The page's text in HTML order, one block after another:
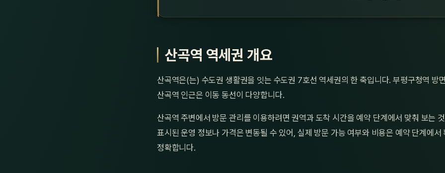
산곡역 역세권 개요
산곡역은(는) 수도권 생활권을 잇는 수도권 7호선 역세권의 한 축입니다. 부평구청역 방
산곡역 인근은 이동 동선이 다양합니다.
산곡역 주변에서 방문 관리를 이용하려면 권역과 도착 시간을 예약 단계에서 맞춰 보는
표시된 운영 정보나 가격은 변동될 수 있어, 실제 방문 가능 여부와 비용은 예약 단계에서
정확합니다.